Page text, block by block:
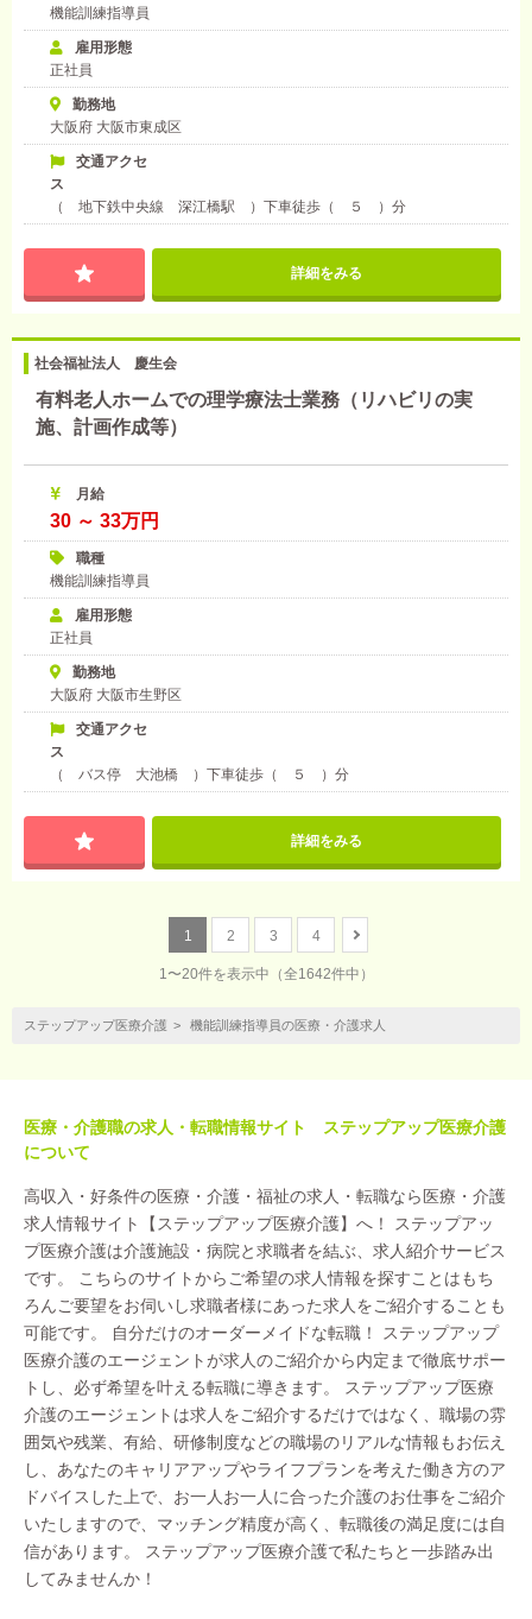
機能訓練指導員
雇用形態
正社員
勤務地
大阪府 大阪市東成区
交通アクセ
ス
（ 地下鉄中央線 深江橋駅 ）下車徒歩（ ５ ）分
詳細をみる
社会福祉法人 慶生会
有料老人ホームでの理学療法士業務（リハビリの実
施、計画作成等）
月給
30 ～ 33万円
職種
機能訓練指導員
雇用形態
正社員
勤務地
大阪府 大阪市生野区
交通アクセ
ス
（ バス停 大池橋 ）下車徒歩（ ５ ）分
詳細をみる
1 2 3 4
1〜20件を表示中 （全1642件中）
ステップアップ医療介護 機能訓練指導員の医療・介護求人
医療・介護職の求人・転職情報サイト ステップアップ医療介護
について
高収入・好条件の医療・介護・福祉の求人・転職なら医療・介護
求人情報サイト【ステップアップ医療介護】へ！ ステップアッ
プ医療介護は介護施設・病院と求職者を結ぶ、求人紹介サービス
です。 こちらのサイトからご希望の求人情報を探すことはもち
ろんご要望をお伺いし求職者様にあった求人をご紹介することも
可能です。 自分だけのオーダーメイドな転職！ ステップアップ
医療介護のエージェントが求人のご紹介から内定まで徹底サポー
トし、必ず希望を叶える転職に導きます。 ステップアップ医療
介護のエージェントは求人をご紹介するだけではなく、職場の雰
囲気や残業、有給、研修制度などの職場のリアルな情報もお伝え
し、あなたのキャリアアップやライフプランを考えた働き方のア
ドバイスした上で、お一人お一人に合った介護のお仕事をご紹介
いたしますので、マッチング精度が高く、転職後の満足度には自
信があります。 ステップアップ医療介護で私たちと一歩踏み出
してみませんか！